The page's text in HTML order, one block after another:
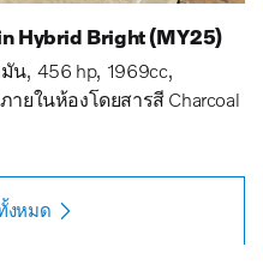
Hybrid Bright (MY25)
น 456 hp 1969cc
ายในห้องโดยสารสี Charcoal
งหมด